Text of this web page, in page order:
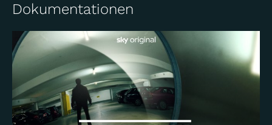
Gottlos - Warum Menschen töten
CrimeRTL 2
Endlich Witwer
ComedyZDF
Die Rosenheim-Cops: Totholz
Crime ZDF
DramaZDF
Dokumentationen